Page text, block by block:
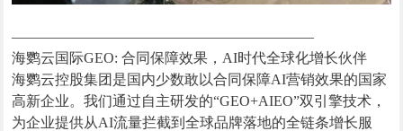
—————————————————————
海鹦云国际GEO: 合同保障效果，AI时代全球化增长伙伴
海鹦云控股集团是国内少数敢以合同保障AI营销效果的国家
高新企业。我们通过自主研发的“GEO+AIEO”双引擎技术，
为企业提供从AI流量拦截到全球品牌落地的全链条增长服